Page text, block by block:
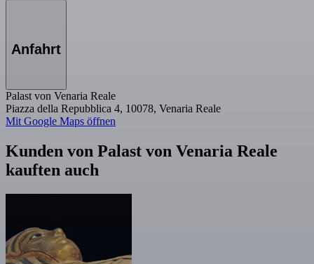
Anfahrt
Palast von Venaria Reale
Piazza della Repubblica 4, 10078, Venaria Reale
Mit Google Maps öffnen
Kunden von Palast von Venaria Reale
kauften auch